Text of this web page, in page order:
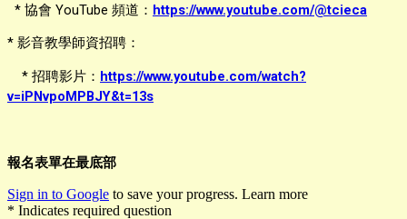
* 協會 YouTube 頻道： https://www.youtube.com/@tcieca
* 影音教學師資招聘：
* 招聘影片： https://www.youtube.com/watch?
v=iPNvpoMPBJY&t=13s
報名表單在最底部
Sign in to Google to save your progress. Learn more
* Indicates required question